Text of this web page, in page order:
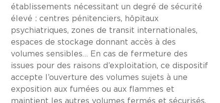
établissements nécessitant un degré de sécurité
élevé : centres pénitenciers, hôpitaux
psychiatriques, zones de transit internationales,
espaces de stockage donnant accès à des
volumes sensibles… En cas de fermeture des
issues pour des raisons d’exploitation, ce dispositif
accepte l’ouverture des volumes sujets à une
exposition aux fumées ou aux flammes et
maintient les autres volumes fermés et sécurisés.